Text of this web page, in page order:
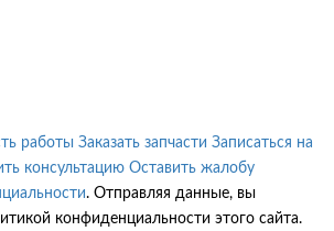
работы Заказать запчасти Записаться на
консультацию Оставить жалобу
. Отправляя данные, вы
конфиденциальности этого сайта.